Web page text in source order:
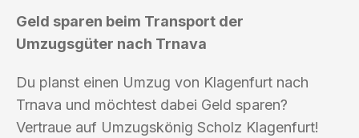
Geld sparen beim Transport der
Umzugsgüter nach Trnava
Du planst einen Umzug von Klagenfurt nach
Trnava und möchtest dabei Geld sparen?
Vertraue auf Umzugskönig Scholz Klagenfurt!